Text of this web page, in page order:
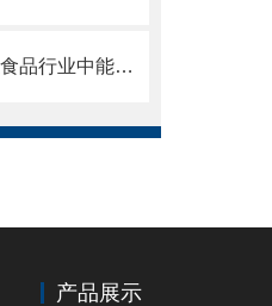
食品冷冻干燥机应用在食品行业中能达到以下这些效果
产品展示